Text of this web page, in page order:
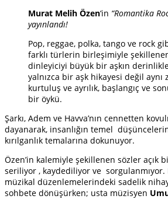
Murat Melih Özen‘in “Romantika
yayınlandı!
Pop, reggae, polka, tango ve rock
farklı türlerin birleşimiyle
dinleyiciyi büyük bir aşkın
yalnızca bir aşk hikayesi değil aynı
kurtuluş ve ayrılık, başlangıç ve
bir öykü.
Şarkı, Adem ve Havva’nın cennetten
dayanarak, insanlığın temel
kırılganlık temalarına dokunuyor.
Özen’in kalemiyle şekillenen sözler açık
seriliyor , kaydediliyor ve sorgulanmıyor.
müzikal düzenlemelerindeki sadelik
sohbete dönüşürken; usta müzisyen